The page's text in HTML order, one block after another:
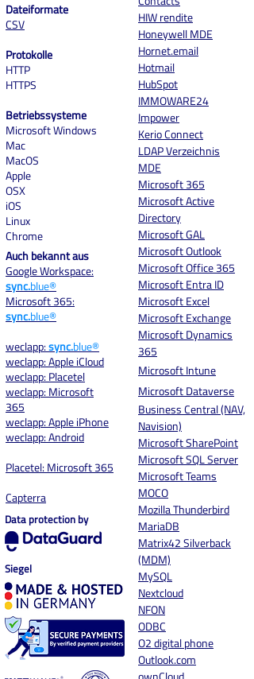
Dateiformate
CSV
Protokolle
HTTP
HTTPS
Betriebssysteme
Microsoft Windows
Mac
MacOS
Apple
OSX
iOS
Linux
Chrome
Auch bekannt aus
Google Workspace:
sync.blue®
Microsoft 365:
sync.blue®
weclapp:sync.blue®
weclapp: Apple iCloud
weclapp: Placetel
weclapp: Microsoft
365
weclapp: Apple iPhone
weclapp: Android
Placetel: Microsoft 365
Capterra
Data protection by
Siegel
HIW rendite
Honeywell MDE
Hornet.email
Hotmail
HubSpot
IMMOWARE24
Impower
Kerio Connect
LDAP Verzeichnis
MDE
Microsoft 365
Microsoft Active
Directory
Microsoft GAL
Microsoft Outlook
Microsoft Office 365
Microsoft Entra ID
Microsoft Excel
Microsoft Exchange
Microsoft Dynamics
365
Microsoft Intune
Microsoft Dataverse
Business Central (NAV,
Navision)
Microsoft SharePoint
Microsoft SQL Server
Microsoft Teams
MOCO
Mozilla Thunderbird
MariaDB
Matrix42 Silverback
(MDM)
MySQL
Nextcloud
NFON
ODBC
O2 digital phone
Outlook.com